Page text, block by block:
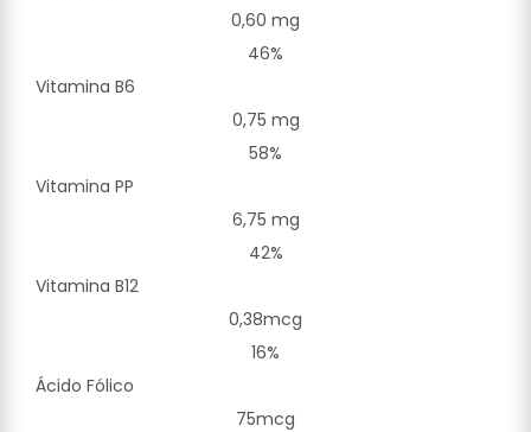
0,60 mg
46%
Vitamina B6
0,75 mg
58%
Vitamina PP
6,75 mg
42%
Vitamina B12
0,38mcg
16%
Ácido Fólico
75mcg